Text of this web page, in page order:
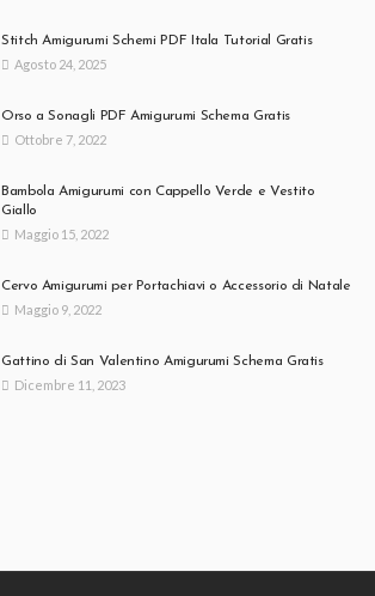
Stitch Amigurumi Schemi PDF Itala Tutorial Gratis
Agosto 24, 2025
Orso a Sonagli PDF Amigurumi Schema Gratis
Ottobre 7, 2022
Bambola Amigurumi con Cappello Verde e Vestito
Giallo
Maggio 15, 2022
Cervo Amigurumi per Portachiavi o Accessorio di Natale
Maggio 9, 2022
Gattino di San Valentino Amigurumi Schema Gratis
Dicembre 11, 2023